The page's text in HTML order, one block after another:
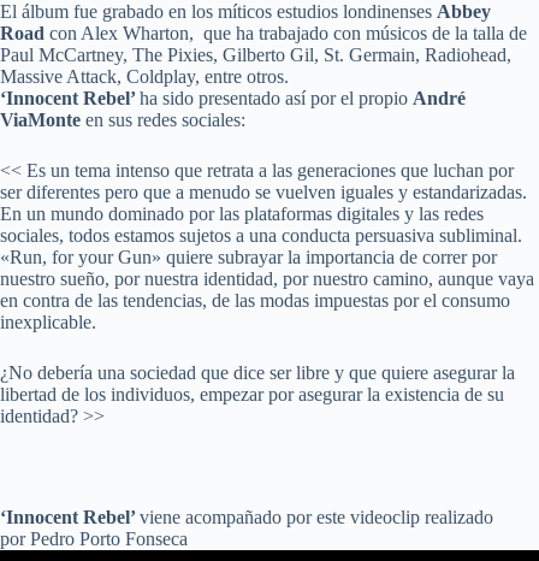
El álbum fue grabado en los míticos estudios londinenses Abbey
Road con Alex Wharton, que ha trabajado con músicos de la talla de
Paul McCartney, The Pixies, Gilberto Gil, St. Germain, Radiohead,
Massive Attack, Coldplay, entre otros.
‘Innocent Rebel’ha sido presentado así por el propio André
ViaMonte en sus redes sociales:
<< Es un tema intenso que retrata a las generaciones que luchan por
ser diferentes pero que a menudo se vuelven iguales y estandarizadas.
En un mundo dominado por las plataformas digitales y las redes
sociales, todos estamos sujetos a una conducta persuasiva subliminal.
«Run, for your Gun» quiere subrayar la importancia de correr por
nuestro sueño, por nuestra identidad, por nuestro camino, aunque vaya
en contra de las tendencias, de las modas impuestas por el consumo
inexplicable.
¿No debería una sociedad que dice ser libre y que quiere asegurar la
libertad de los individuos, empezar por asegurar la existencia de su
identidad? >>
‘Innocent Rebel’viene acompañado por este videoclip realizado
por Pedro Porto Fonseca